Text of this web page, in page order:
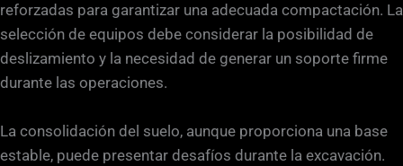
reforzadas para garantizar una adecuada compactación. La
selección de equipos debe considerar la posibilidad de
deslizamiento y la necesidad de generar un soporte firme
durante las operaciones.
La consolidación del suelo, aunque proporciona una base
estable, puede presentar desafíos durante la excavación.